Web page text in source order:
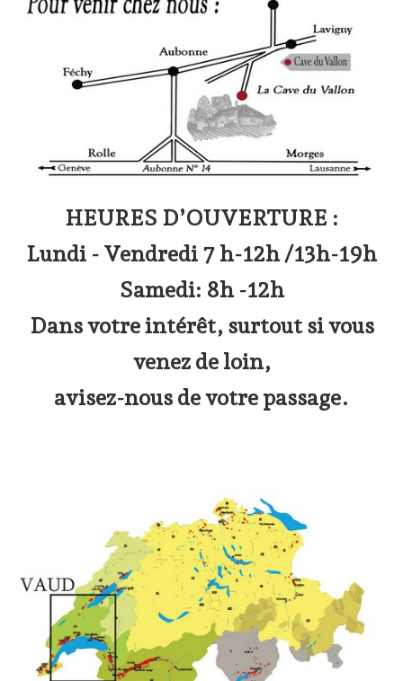
Présentation
Infos pratiques▼
Login▼
Français▼
HEURES D’OUVERTURE :
Lundi - Vendredi 7 h-12h /13h-19h
Samedi: 8h -12h
Dans votre intérêt, surtout si vous
venez de loin,
avisez-nous de votre passage.